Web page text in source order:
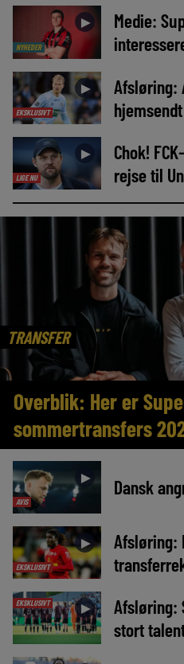
NYHEDER
►
Medie:
EKSKLUSIVT
►
Afsløring:
LIGE NU
►
Chok!
rejse til
TRANSFER
Overblik: Her er
sommertransfers
AVIS
► Dansk
EKSKLUSIVT
►
Afsløring:
EKSKLUSIVT ►
Afsløring:
stort